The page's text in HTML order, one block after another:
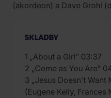
(akordeon) a Dave Grohl
SKLADBY
1 „About a Girl” 03:37
2 „Come as You Are”
3 „Jesus Doesn't Want
(Eugene Kelly, Frances